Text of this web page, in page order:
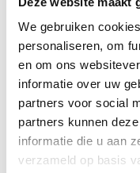
We gebruiken
personaliseren, om
en om ons
informatie over uw
partners voor social
partners kunnen
informatie die u aan
verzameld op basis
Kenmerken van
hoge weerstand
aandacht voor
modern ontwerp